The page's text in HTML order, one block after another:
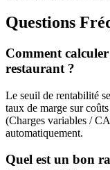
Questions
Comment
restaurant ?
Le seuil de rentabilité
taux de marge sur
(Charges variables /
automatiquement.
Quel est un bon